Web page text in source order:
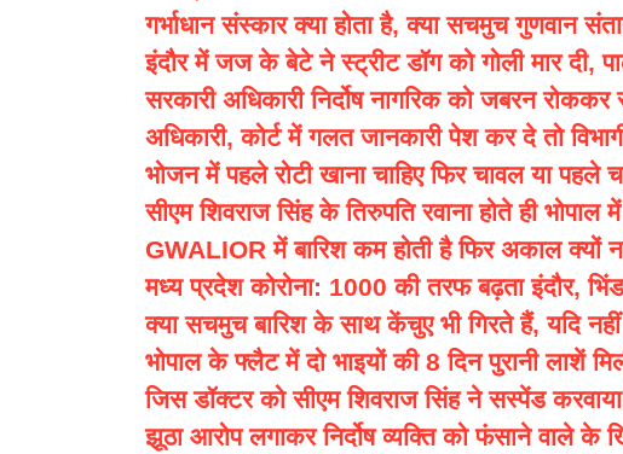
गर्भाधान संस्कार क्या होता है, क्या सचमुच गुणवान
इंदौर में जज के बेटे ने स्ट्रीट डॉग को गोली मार दी,
सरकारी अधिकारी निर्दोष नागरिक को जबरन
अधिकारी, कोर्ट में गलत जानकारी पेश कर दे तो
भोजन में पहले रोटी खाना चाहिए फिर चावल या पहले
सीएम शिवराज सिंह के तिरुपति रवाना होते ही
GWALIOR में बारिश कम होती है फिर अकाल क्यों
मध्य प्रदेश कोरोना: 1000 की तरफ बढ़ता इंदौर,
क्या सचमुच बारिश के साथ केंचुए भी गिरते हैं, यदि
भोपाल के फ्लैट में दो भाइयों की 8 दिन पुरानी लाशें
जिस डॉक्टर को सीएम शिवराज सिंह ने सस्पेंड
झूठा आरोप लगाकर निर्दोष व्यक्ति को फंसाने वाले के